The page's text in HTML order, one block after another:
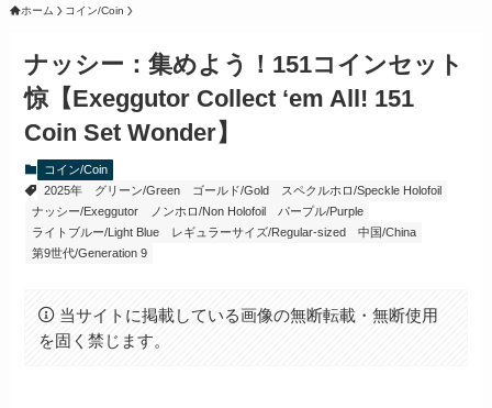
ホーム コイン/Coin
ナッシー：集めよう！151コインセット
惊【Exeggutor Collect ‘em All! 151
Coin Set Wonder】
コイン/Coin
2025年
グリーン/Green ゴールド/Gold
スペクルホロ/Speckle Holofoil
ナッシー/Exeggutor
ノンホロ/Non Holofoil
パープル/Purple
ライトブルー/Light Blue
レギュラーサイズ/Regular-sized
中国/China
第9世代/Generation 9
当サイトに掲載している画像の無断転載・無断使用
を固く禁じます。